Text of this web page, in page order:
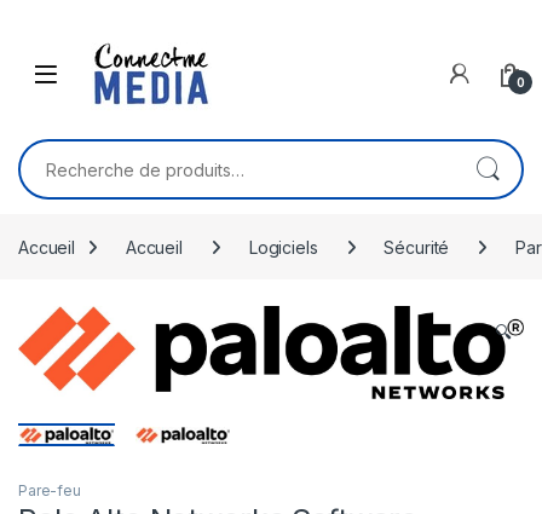
0
Recherche pour :
Accueil Accueil Logiciels Sécurité
🔍
Pare-feu